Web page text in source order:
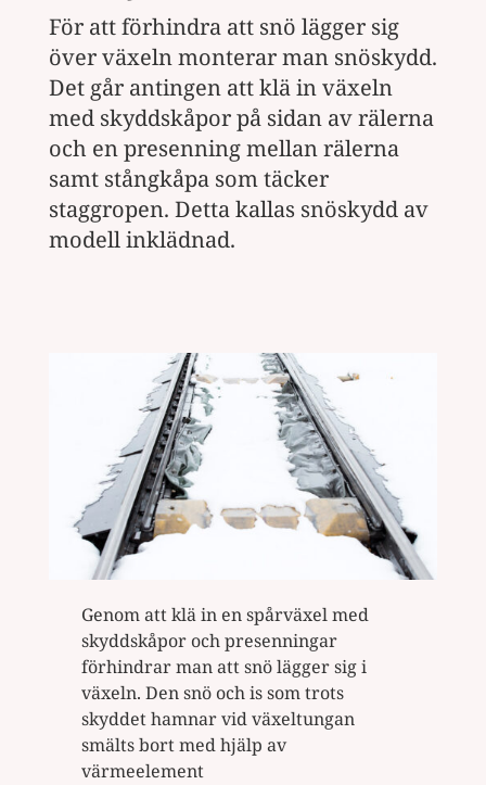
För att förhindra att snö lägger sig
över växeln monterar man snöskydd.
Det går antingen att klä in växeln
med skyddskåpor på sidan av rälerna
och en presenning mellan rälerna
samt stångkåpa som täcker
staggropen. Detta kallas snöskydd av
modell inklädnad.
Genom att klä in en spårväxel med
skyddskåpor och presenningar
förhindrar man att snö lägger sig i
växeln. Den snö och is som trots
skyddet hamnar vid växeltungan
smälts bort med hjälp av
värmeelement